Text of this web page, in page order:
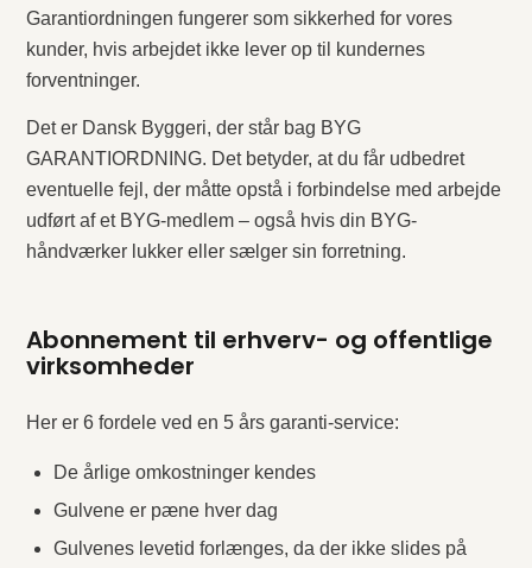
Garantiordningen fungerer som sikkerhed for vores
kunder, hvis arbejdet ikke lever op til kundernes
forventninger.
Det er Dansk Byggeri, der står bag BYG
GARANTIORDNING. Det betyder, at du får udbedret
eventuelle fejl, der måtte opstå i forbindelse med arbejde
udført af et BYG-medlem – også hvis din BYG-
håndværker lukker eller sælger sin forretning.
Abonnement til erhverv- og offentlige
virksomheder
Her er 6 fordele ved en 5 års garanti-service:
De årlige omkostninger kendes
Gulvene er pæne hver dag
Gulvenes levetid forlænges, da der ikke slides på